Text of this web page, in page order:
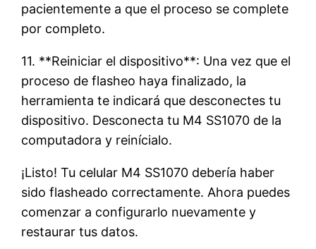
pacientemente a que el proceso se complete
por completo.
11. **Reiniciar el dispositivo**: Una vez que el
proceso de flasheo haya finalizado, la
herramienta te indicará que desconectes tu
dispositivo. Desconecta tu M4 SS1070 de la
computadora y reinícialo.
¡Listo! Tu celular M4 SS1070 debería haber
sido flasheado correctamente. Ahora puedes
comenzar a configurarlo nuevamente y
restaurar tus datos.